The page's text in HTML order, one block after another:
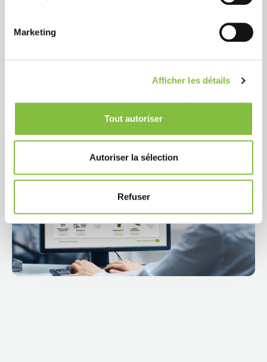
Marketing
Afficher les détails
Tout autoriser
Autoriser la sélection
Refuser
Regarder la vidéo